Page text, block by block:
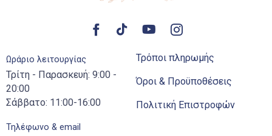
Ωράριο λειτουργίας
Τρίτη - Παρασκευή: 9:00 -
20:00
Σάββατο: 11:00-16:00
Τηλέφωνο & email
Τρόποι πληρωμής
Όροι & Προϋποθέσεις
Πολιτική Επιστροφών